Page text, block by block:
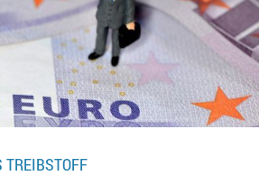
TREIBSTOFF